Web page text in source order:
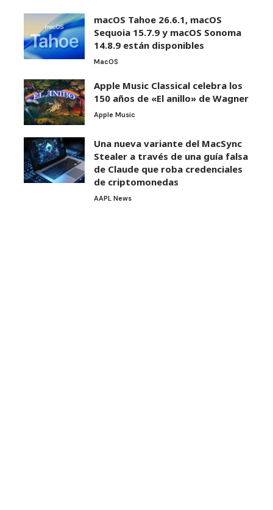
macOS Tahoe 26.6.1, macOS
Sequoia 15.7.9 y macOS Sonoma
14.8.9 están disponibles
MacOS
Apple Music Classical celebra los
150 años de «El anillo» de Wagner
Apple Music
Una nueva variante del MacSync
Stealer a través de una guía falsa
de Claude que roba credenciales
de criptomonedas
AAPL News